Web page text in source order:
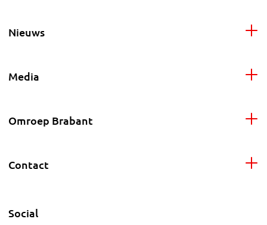
Nieuws
Media
Omroep Brabant
Contact
Social